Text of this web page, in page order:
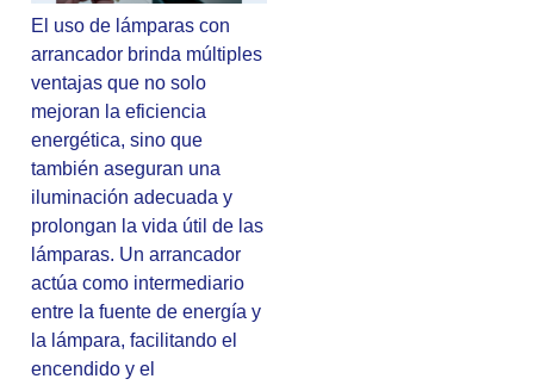
El uso de lámparas con
arrancador brinda múltiples
ventajas que no solo
mejoran la eficiencia
energética, sino que
también aseguran una
iluminación adecuada y
prolongan la vida útil de las
lámparas. Un arrancador
actúa como intermediario
entre la fuente de energía y
la lámpara, facilitando el
encendido y el